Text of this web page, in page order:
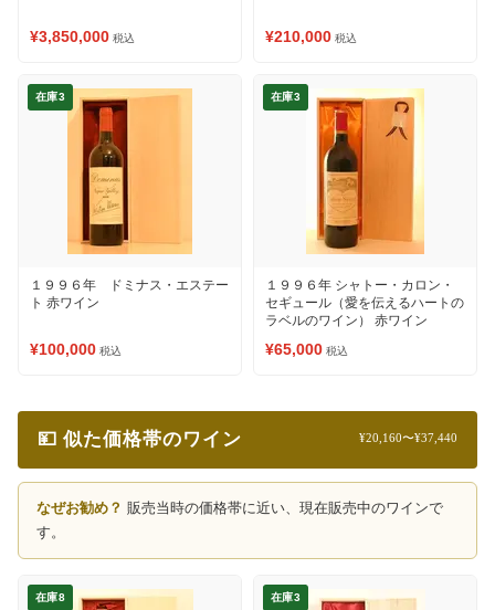
¥3,850,000 税込 ¥210,000 税込
在庫3
１９９６年 ドミナス・エステー
ト 赤ワイン
¥100,000 税込
在庫3
１９９６年 シャトー・カロン・
セギュール（愛を伝えるハートの
ラベルのワイン） 赤ワイン
¥65,000 税込
💴 似た価格帯のワイン ¥20,160〜¥37,440
なぜお勧め？ 販売当時の価格帯に近い、現在販売中のワインで
す。
在庫8 在庫3